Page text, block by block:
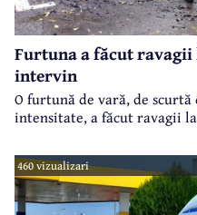
Furtuna a făcut
intervin
O furtună de vară, de
intensitate, a făcut ravagii
460 vizualizari